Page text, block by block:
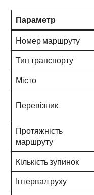
Параметр
Номер маршруту
Тип транспорту
Місто
Перевізник
Протяжність
маршруту
Кількість зупинок
Інтервал руху